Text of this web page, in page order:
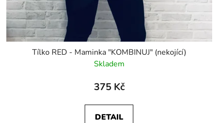
Tílko RED - Maminka "KOMBINUJ" (nekojící)
Skladem
375 Kč
DETAIL